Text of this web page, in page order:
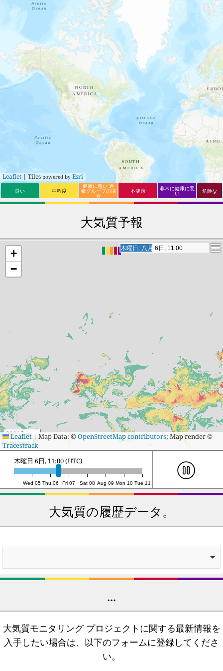
Chernogorsk
59
Ochakovo-
Matveyevskoye
59 Ostankinskiy
21
58
Zarya
22
58
Mikhalkovo
Taganskiy
24
Krasnogorsk
25
Kubinka
Ulan-Ude
28 52 Amin’yevo
29 52 Yubileyny
30 51 Pavlovsk
Metrogorodok
33 49
34 48
35 47
Brateyevo
Troparëvo
45
Ramenskoye
41 45
Kedrovka
42 44
Krasnodar
43 44
Vatutino
44
Kotlovka
45 43
Orekhovo-Borisovo
46 42 Krasnoarmeysk
42 Luzhniki
42 Strogino
49 42 Zheleznodorozhnyy
Smolensk
17
Kostroma
11
Bogorodskoye
19
12
Cherepovets
20
12
Novyye
Kuz’minki
21 12
22 12
Sayanogorsk
23
Finlyandskiy
12 Medvedevo
25 13
Sterlitamak
13 Tol’yatti
27 14
Rodniki
28 14 Admiralteisky
29 14 Kurgan
30
15
31
15
Akhtarsk
32 15 Ulyanovsk
Khot'kovo
Centralniy
40
18 Otradnoye
41 18
Svetlanovskiy
42
18 Gorelovo
43 18 Privolzhsk
44 19 Parnas
45 19 Pereslavl’-
Zalesskiy
Gorodishche
47
20
Sampsonievskiy
48 20 Novorossiysk
49 20 Gatchina
50 21 Kolpino
Leaflet | Tiles powered by Esri
良い 中程度
健康に悪い 過
敏グループの場
合
不健康 非常に健康に悪
い 危険な
大気質予報
金曜日, 八月 7日, 3:00
金曜日, 八月 7日, 3:00
+
−
2000 km
1000 mi
Leaflet|Map Data: ©OpenStreetMap contributors; Map render ©
Tracestrack
Wed 05 Thu 06 Fri 07 Sat 08 Aug 09 Mon 10 Tue 11
金曜日 7日, 3:00 (UTC)
大気質の履歴データ。
...
大気質モニタリング プロジェクトに関する最新情報を
入手したい場合は、以下のフォームに登録してくださ
い。